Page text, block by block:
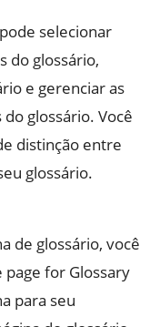
selecionar
do glossário,
e gerenciar as
glossário. Você
distinção entre
glossário.
de glossário, você
page for Glossary
para seu